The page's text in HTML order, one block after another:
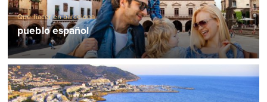
Qué hacer en barcelona
pueblo español